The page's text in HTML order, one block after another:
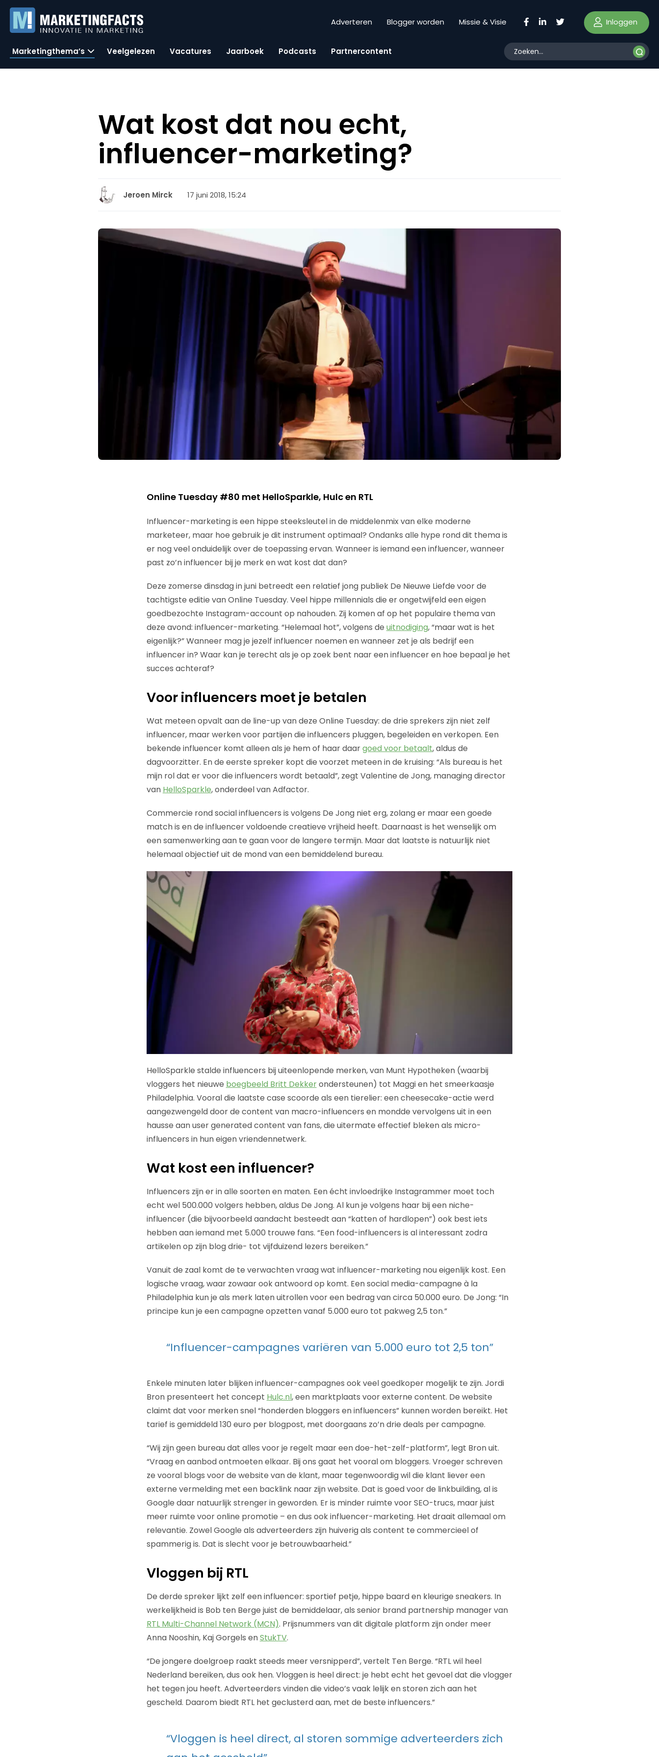
Adverteren Blogger worden Missie & Visie Inloggen
Marketingthema’s Veelgelezen Vacatures Jaarboek Podcasts Partnercontent
Wat kost dat nou echt,
influencer-marketing?
Jeroen Mirck 17 juni 2018, 15:24
Online Tuesday #80 met HelloSparkle, Hulc en RTL
Influencer-marketing is een hippe steeksleutel in de middelenmix van elke moderne
marketeer, maar hoe gebruik je dit instrument optimaal? Ondanks alle hype rond dit thema is
er nog veel onduidelijk over de toepassing ervan. Wanneer is iemand een influencer, wanneer
past zo’n influencer bij je merk en wat kost dat dan?
Deze zomerse dinsdag in juni betreedt een relatief jong publiek De Nieuwe Liefde voor de
tachtigste editie van Online Tuesday. Veel hippe millennials die er ongetwijfeld een eigen
goedbezochte Instagram-account op nahouden. Zij komen af op het populaire thema van
deze avond: influencer-marketing. “Helemaal hot”, volgens de uitnodiging, “maar wat is het
eigenlijk?” Wanneer mag je jezelf influencer noemen en wanneer zet je als bedrijf een
influencer in? Waar kan je terecht als je op zoek bent naar een influencer en hoe bepaal je het
succes achteraf?
Voor influencers moet je betalen
Wat meteen opvalt aan de line-up van deze Online Tuesday: de drie sprekers zijn niet zelf
influencer, maar werken voor partijen die influencers pluggen, begeleiden en verkopen. Een
bekende influencer komt alleen als je hem of haar daargoed voor betaalt, aldus de
dagvoorzitter. En de eerste spreker kopt die voorzet meteen in de kruising: “Als bureau is het
mijn rol dat er voor die influencers wordt betaald”, zegt Valentine de Jong, managing director
van HelloSparkle, onderdeel van Adfactor.
Commercie rond social influencers is volgens De Jong niet erg, zolang er maar een goede
match is en de influencer voldoende creatieve vrijheid heeft. Daarnaast is het wenselijk om
een samenwerking aan te gaan voor de langere termijn. Maar dat laatste is natuurlijk niet
helemaal objectief uit de mond van een bemiddelend bureau.
HelloSparkle stalde influencers bij uiteenlopende merken, van Munt Hypotheken (waarbij
vloggers het nieuwe boegbeeld Britt Dekkerondersteunen) tot Maggi en het smeerkaasje
Philadelphia. Vooral die laatste case scoorde als een tierelier: een cheesecake-actie werd
aangezwengeld door de content van macro-influencers en mondde vervolgens uit in een
hausse aan user generated content van fans, die uitermate effectief bleken als micro-
influencers in hun eigen vriendennetwerk.
Wat kost een influencer?
Influencers zijn er in alle soorten en maten. Een écht invloedrijke Instagrammer moet toch
echt wel 500.000 volgers hebben, aldus De Jong. Al kun je volgens haar bij een niche-
influencer (die bijvoorbeeld aandacht besteedt aan “katten of hardlopen”) ook best iets
hebben aan iemand met 5.000 trouwe fans. “Een food-influencers is al interessant zodra
artikelen op zijn blog drie- tot vijfduizend lezers bereiken.”
Vanuit de zaal komt de te verwachten vraag wat influencer-marketing nou eigenlijk kost. Een
logische vraag, waar zowaar ook antwoord op komt. Een social media-campagne à la
Philadelphia kun je als merk laten uitrollen voor een bedrag van circa 50.000 euro. De Jong: “In
principe kun je een campagne opzetten vanaf 5.000 euro tot pakweg 2,5 ton.”
“Influencer-campagnes variëren van 5.000 euro tot 2,5 ton”
Enkele minuten later blijken influencer-campagnes ook veel goedkoper mogelijk te zijn. Jordi
Bron presenteert het concept Hulc.nl, een marktplaats voor externe content. De website
claimt dat voor merken snel “honderden bloggers en influencers” kunnen worden bereikt. Het
tarief is gemiddeld 130 euro per blogpost, met doorgaans zo’n drie deals per campagne.
“Wij zijn geen bureau dat alles voor je regelt maar een doe-het-zelf-platform”, legt Bron uit.
“Vraag en aanbod ontmoeten elkaar. Bij ons gaat het vooral om bloggers. Vroeger schreven
ze vooral blogs voor de website van de klant, maar tegenwoordig wil die klant liever een
externe vermelding met een backlink naar zijn website. Dat is goed voor de linkbuilding, al is
Google daar natuurlijk strenger in geworden. Er is minder ruimte voor SEO-trucs, maar juist
meer ruimte voor online promotie – en dus ook influencer-marketing. Het draait allemaal om
relevantie. Zowel Google als adverteerders zijn huiverig als content te commercieel of
spammerig is. Dat is slecht voor je betrouwbaarheid.”
Vloggen bij RTL
De derde spreker lijkt zelf een influencer: sportief petje, hippe baard en kleurige sneakers. In
werkelijkheid is Bob ten Berge juist de bemiddelaar, als senior brand partnership manager van
RTL Multi-Channel Network (MCN). Prijsnummers van dit digitale platform zijn onder meer
Anna Nooshin, Kaj Gorgels enStukTV.
“De jongere doelgroep raakt steeds meer versnipperd”, vertelt Ten Berge. “RTL wil heel
Nederland bereiken, dus ook hen. Vloggen is heel direct: je hebt echt het gevoel dat die vlogger
het tegen jou heeft. Adverteerders vinden die video’s vaak lelijk en storen zich aan het
gescheld. Daarom biedt RTL het geclusterd aan, met de beste influencers.”
“Vloggen is heel direct, al storen sommige adverteerders zich